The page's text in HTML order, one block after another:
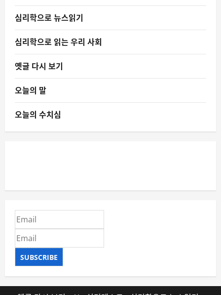
심리학으로 뉴스읽기
심리학으로 읽는 우리 사회
옛글 다시 보기
오늘의 말
오늘의 수치심
SUBSCRIBE